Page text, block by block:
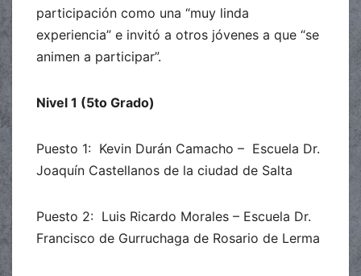
participación como una “muy linda
experiencia” e invitó a otros jóvenes a que “se
animen a participar”.
Nivel 1 (5to Grado)
Puesto 1: Kevin Durán Camacho – Escuela Dr.
Joaquín Castellanos de la ciudad de Salta
Puesto 2: Luis Ricardo Morales – Escuela Dr.
Francisco de Gurruchaga de Rosario de Lerma